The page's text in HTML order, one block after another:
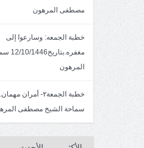
مصطفى المرهون
خطبة الجمعه: وسارعوا إلى
المرهون
سماحة الشيخ مصطفى